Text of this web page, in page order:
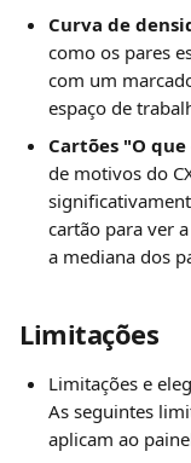
Curva de
como os pares
com um
espaço de
Cartões "O
de motivos do
cartão para ver
a mediana dos
Limitações
Limitações e
As seguintes
aplicam ao